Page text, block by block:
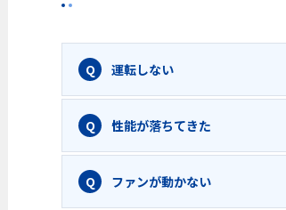
運転しない
性能が落ちてきた
ファンが動かない